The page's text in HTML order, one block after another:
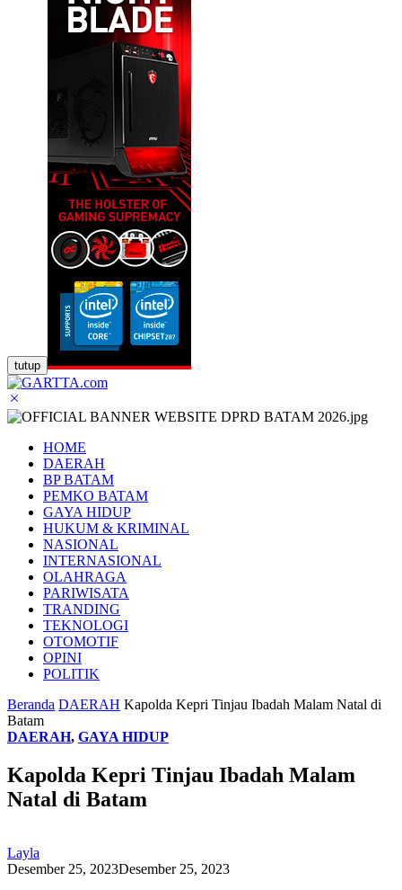
tutup
HOME
DAERAH
BP BATAM
PEMKO BATAM
GAYA HIDUP
HUKUM & KRIMINAL
NASIONAL
INTERNASIONAL
OLAHRAGA
PARIWISATA
TRANDING
TEKNOLOGI
OTOMOTIF
OPINI
POLITIK
Beranda DAERAH Kapolda Kepri Tinjau Ibadah Malam Natal di
Batam
DAERAH, GAYA HIDUP
Kapolda Kepri Tinjau Ibadah Malam
Natal di Batam
Layla
Desember 25, 2023Desember 25, 2023